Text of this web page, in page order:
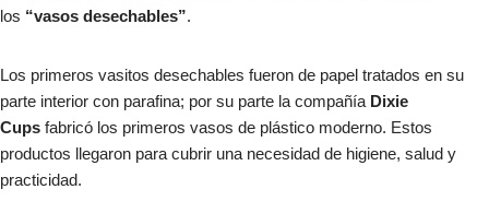
los “vasos desechables”.
Los primeros vasitos desechables fueron de papel tratados en su
parte interior con parafina; por su parte la compañía Dixie
Cups fabricó los primeros vasos de plástico moderno. Estos
productos llegaron para cubrir una necesidad de higiene, salud y
practicidad.